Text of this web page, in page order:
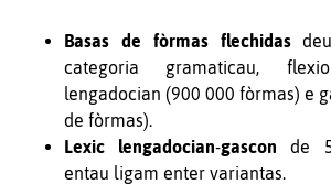
Basas de fòrmas flechidas
categoria gramaticau,
lengadocian (900 000 fòrmas) e
de fòrmas).
Lexic lengadocian-gascon de
entau ligam enter variantas.